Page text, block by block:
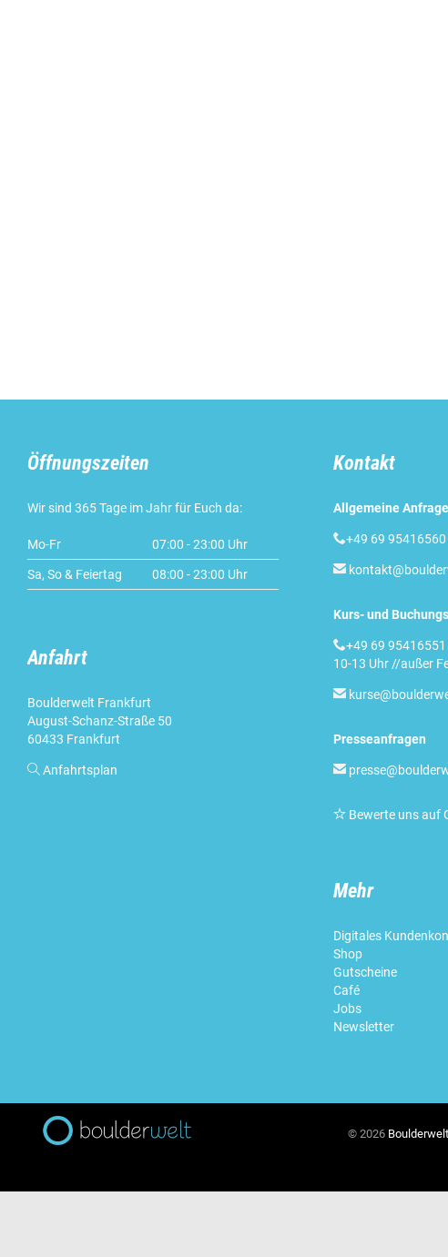
Öffnungszeiten
Wir sind 365 Tage im Jahr für Euch da:
Mo-Fr 07:00 - 23:00 Uhr
Sa, So & Feiertag 08:00 - 23:00 Uhr
Anfahrt
Boulderwelt Frankfurt
August-Schanz-Straße 50
60433 Frankfurt
 Anfahrtsplan
Kontakt
Allgemeine
+49 69 95416560

Kurs- und
+49 69
10-13 Uhr //außer

Presseanfragen

 Bewerte uns auf
Mehr
Digitales
Shop
Gutscheine
Café
Jobs
Newsletter
© 2026 Boulderwelt